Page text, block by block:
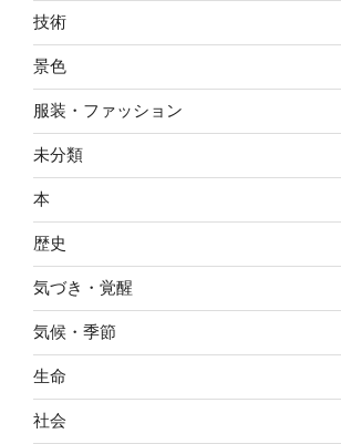
技術
景色
服装・ファッション
未分類
本
歴史
気づき・覚醒
気候・季節
生命
社会